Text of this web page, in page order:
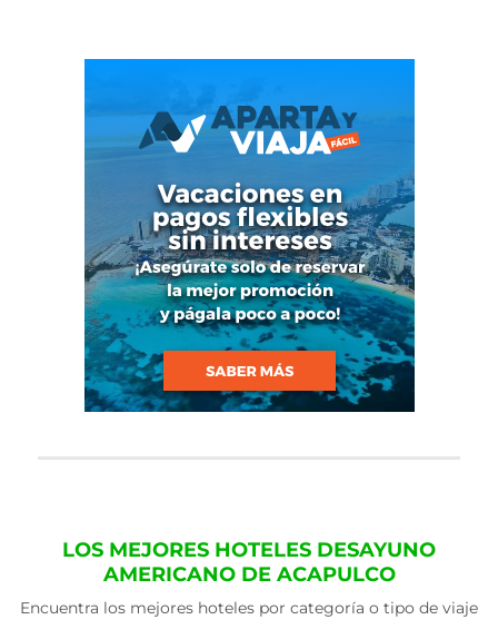
LOS MEJORES HOTELES DESAYUNO
AMERICANO DE ACAPULCO
Encuentra los mejores hoteles por categoría o tipo de viaje